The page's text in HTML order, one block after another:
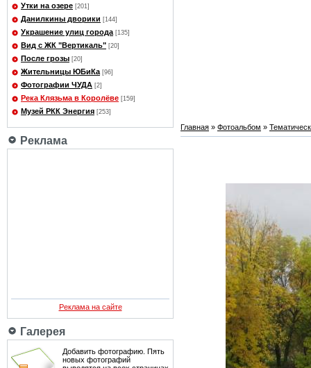
Утки на озере [201]
Данилкины дворики [144]
Украшение улиц города [135]
Вид с ЖК "Вертикаль" [20]
После грозы [20]
Жительницы ЮБиКа [96]
Фотографии ЧУДА [2]
Река Клязьма в Королёве [159]
Музей РКК Энергия [253]
Реклама
Реклама на сайте
Галерея
Добавить фотографию. Пять
новых фотографий
Главная » Фотоальбом »